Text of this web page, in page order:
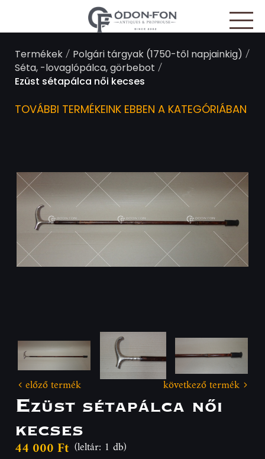
Termékek/ Polgári tárgyak (1750-től napjainkig) /
Séta, -lovaglópálca, görbebot /
Ezüst sétapálca női kecses
TOVÁBBI TERMÉKEINK EBBEN A KATEGÓRIÁBAN
előző termék következő termék
Ezüst sétapálca női
kecses
44 000 Ft (leltár: 1 db)